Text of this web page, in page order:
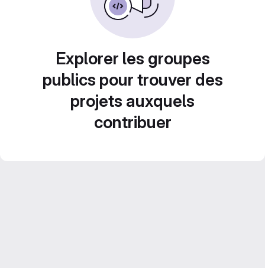
Explorer les groupes
publics pour trouver des
projets auxquels
contribuer